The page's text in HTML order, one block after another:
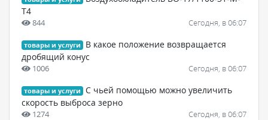
Т4
844 Сегодня, в 06:07
товары и услуги
В какое положение возвращается
дробящий конус
1006 Сегодня, в 06:07
товары и услуги
С чьей помощью можно увеличить
скорость выброса зерно
1274 Сегодня, в 06:07